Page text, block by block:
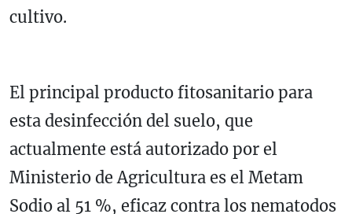
cultivo.
El principal producto fitosanitario para
esta desinfección del suelo, que
actualmente está autorizado por el
Ministerio de Agricultura es el Metam
Sodio al 51 %, eficaz contra los nematodos